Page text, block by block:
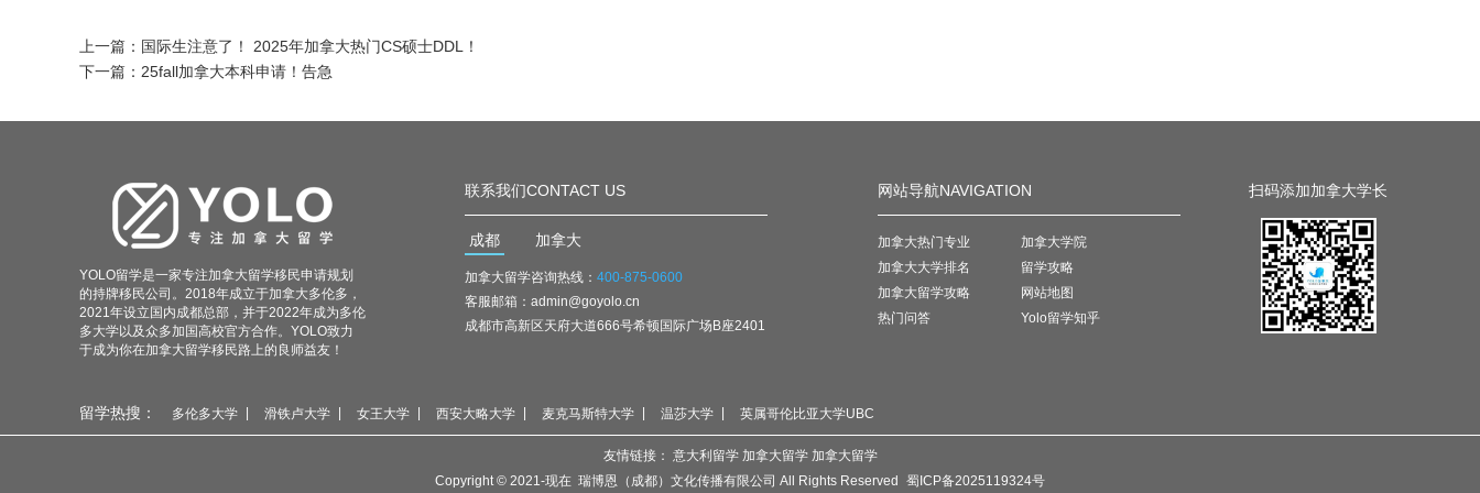
上一篇： 国际生注意了！ 2025年加拿大热门CS硕士DDL！
下一篇： 25fall加拿大本科申请！告急
YOLO留学是一家专注加拿大留学移民申请规划
的持牌移民公司。2018年成立于加拿大多伦多，
2021年设立国内成都总部，并于2022年成为多伦
多大学以及众多加国高校官方合作。YOLO致力
于成为你在加拿大留学移民路上的良师益友！
联系我们CONTACT US
成都 加拿大
加拿大留学咨询热线： 400-875-0600
客服邮箱：admin@goyolo.cn
成都市高新区天府大道666号希顿国际广场B座2401
网站导航NAVIGATION
加拿大热门专业
加拿大大学排名
加拿大留学攻略
热门问答
加拿大学院
留学攻略
网站地图
Yolo留学知乎
扫码添加加拿大学长
留学热搜： 多伦多大学 滑铁卢大学 女王大学 西安大略大学 麦克马斯特大学 温莎大学 英属哥伦比亚大学UBC
友情链接： 意大利留学 加拿大留学 加拿大留学
Copyright © 2021-现在 瑞博恩（成都）文化传播有限公司 All Rights Reserved
蜀ICP备2025119324号